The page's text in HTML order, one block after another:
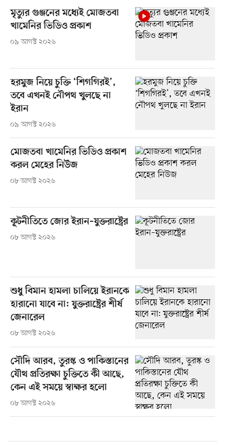
মৃত্যুর গুঞ্জনের মধ্যেই মোজতবা
খামেনির ভিডিও প্রকাশ
০৯ আগস্ট ২০২৬
হরমুজ নিয়ে চুক্তি ‘শিগগিরই’,
তবে এখনই নৌপথ খুলছে না
ইরান
০৯ আগস্ট ২০২৬
মোজতবা খামেনির ভিডিও প্রকাশ
করল মেহের নিউজ
০৮ আগস্ট ২০২৬
কূটনীতিতে জোর ইরান–যুক্তরাষ্ট্রের
০৮ আগস্ট ২০২৬
শুধু বিমান হামলা চালিয়ে ইরানকে
হারানো যাবে না: যুক্তরাষ্ট্রের শীর্ষ
জেনারেল
০৮ আগস্ট ২০২৬
সৌদি আরব, তুরস্ক ও পাকিস্তানের
যৌথ প্রতিরক্ষা চুক্তিতে কী আছে,
কেন এই সময়ে স্বাক্ষর হলো
০৮ আগস্ট ২০২৬